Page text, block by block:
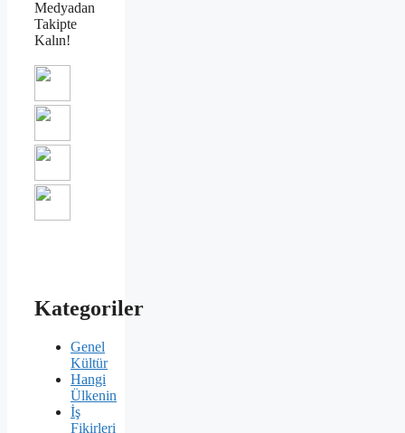
Medyadan
Takipte
Kalın!
Kategoriler
Genel
Kültür
Hangi
Ülkenin
İş
Fikirleri